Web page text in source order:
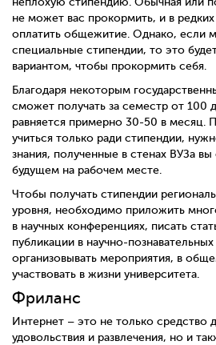
не может вас прокормить, и в редких
оплатить общежитие. Однако, если
специальные стипендии, то это
вариантом, чтобы прокормить себя.
Благодаря некоторым
сможет получать за семестр от 100
равняется примерно 30-50 в месяц.
учиться только ради стипендии,
знания, полученные в стенах ВУЗа
будущем на рабочем месте.
Чтобы получать стипендии
уровня, необходимо приложить
в научных конференциях, писать
публикации в научно-
организовывать мероприятия, в
участвовать в жизни университета.
Фриланс
Интернет – это не только средство
удовольствия и развлечения, но и